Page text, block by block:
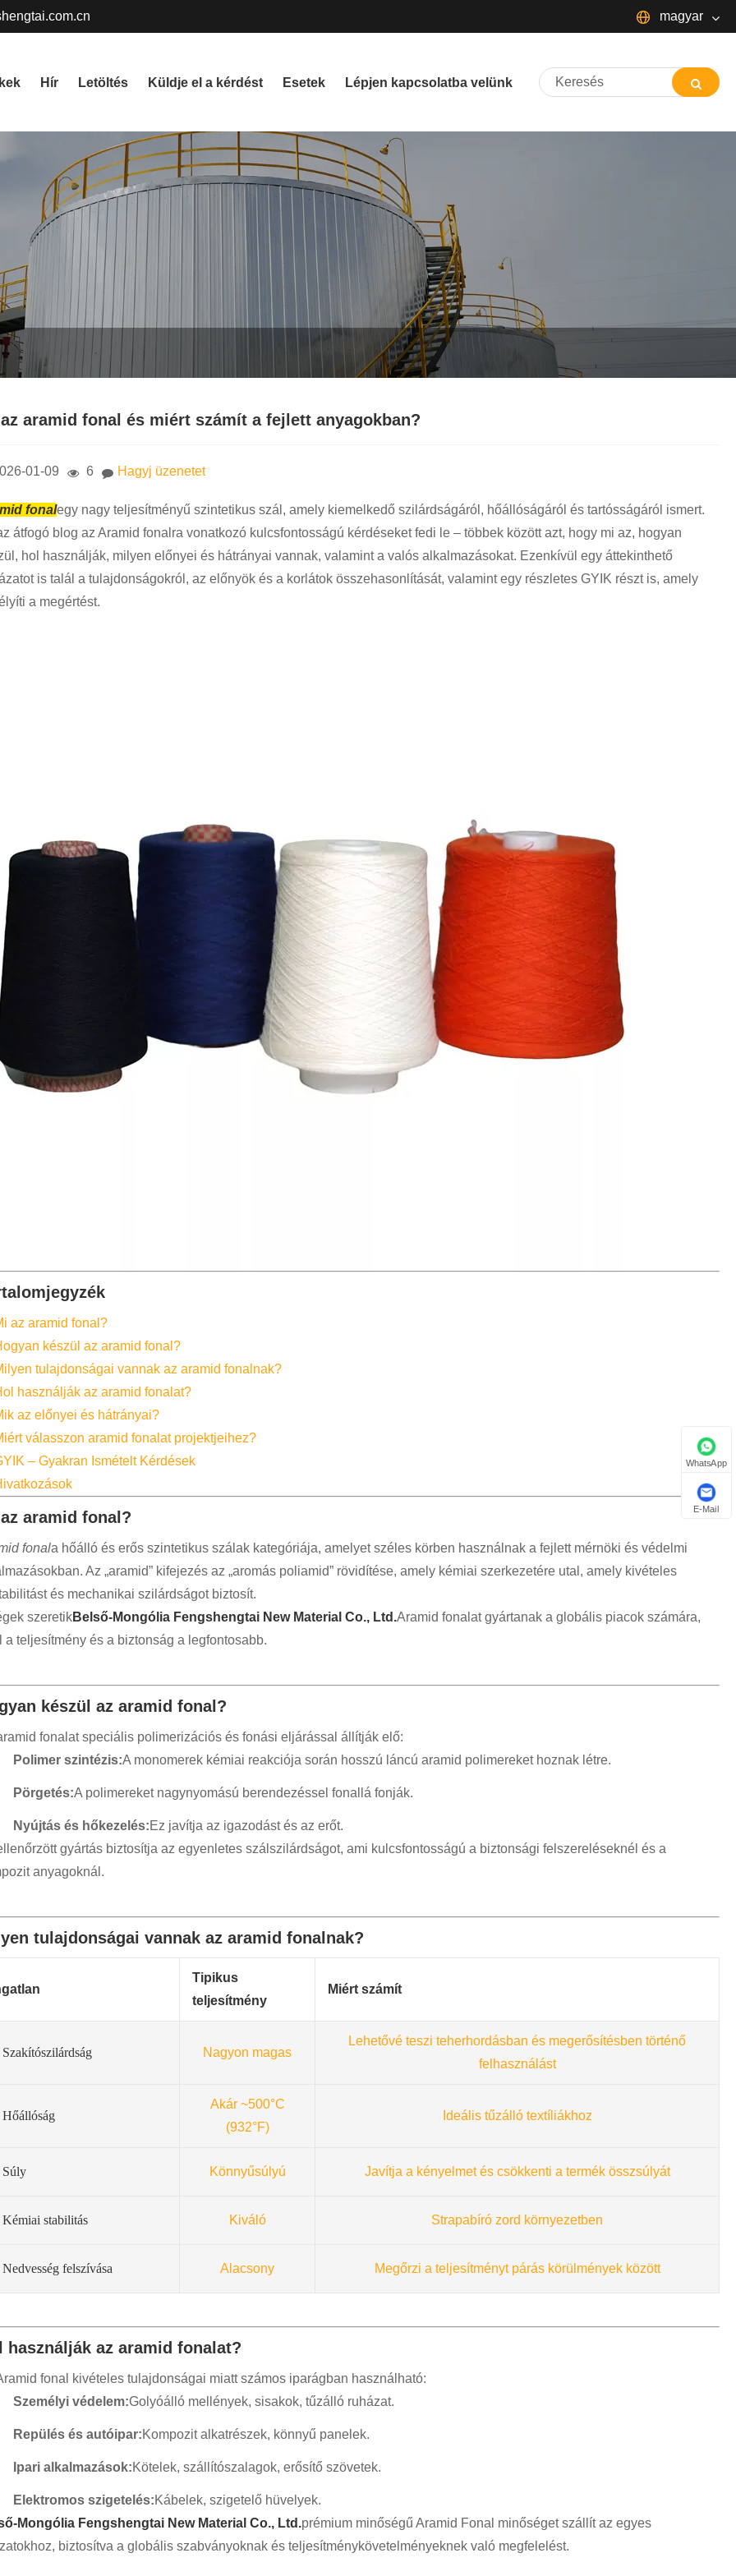
magyar
Svenska
magyar
Hír Letöltés Küldje el a kérdést Esetek Lépjen kapcsolatba velünk
aramid fonal és miért számít a fejlett anyagokban?
01-09 6 Hagyj üzenetet
fonalegy nagy teljesítményű szintetikus szál, amely kiemelkedő szilárdságáról, hőállóságáról és tartósságáról ismert.
átfogó blog az Aramid fonalra vonatkozó kulcsfontosságú kérdéseket fedi le – többek között azt, hogy mi az, hogyan
hol használják, milyen előnyei és hátrányai vannak, valamint a valós alkalmazásokat. Ezenkívül egy áttekinthető
is talál a tulajdonságokról, az előnyök és a korlátok összehasonlítását, valamint egy részletes GYIK részt is, amely
a megértést.
az aramid fonal?
készül az aramid fonal?
tulajdonságai vannak az aramid fonalnak?
használják az aramid fonalat?
az előnyei és hátrányai?
válasszon aramid fonalat projektjeihez?
– Gyakran Ismételt Kérdések
aramid fonal?
fonala hőálló és erős szintetikus szálak kategóriája, amelyet széles körben használnak a fejlett mérnöki és védelmi
Az „aramid” kifejezés az „aromás poliamid” rövidítése, amely kémiai szerkezetére utal, amely kivételes
és mechanikai szilárdságot biztosít.
szeretikBelső-Mongólia Fengshengtai New Material Co., Ltd.Aramid fonalat gyártanak a globális piacok számára,
a teljesítmény és a biztonság a legfontosabb.
készül az aramid fonal?
fonalat speciális polimerizációs és fonási eljárással állítják elő:
Polimer szintézis:A monomerek kémiai reakciója során hosszú láncú aramid polimereket hoznak létre.
Pörgetés:A polimereket nagynyomású berendezéssel fonallá fonják.
Nyújtás és hőkezelés:Ez javítja az igazodást és az erőt.
gyártás biztosítja az egyenletes szálszilárdságot, ami kulcsfontosságú a biztonsági felszereléseknél és a
anyagoknál.
tulajdonságai vannak az aramid fonalnak?
Tipikus
teljesítmény
Miért számít
Szakítószilárdság Nagyon magas
Lehetővé teszi teherhordásban és megerősítésben történő
felhasználást
Hőállóság
Akár ~500°C
(932°F)
Ideális tűzálló textíliákhoz
Súly Könnyűsúlyú Javítja a kényelmet és csökkenti a termék összsúlyát
Kémiai stabilitás Kiváló Strapabíró zord környezetben
Nedvesség felszívása Alacsony Megőrzi a teljesítményt párás körülmények között
használják az aramid fonalat?
fonal kivételes tulajdonságai miatt számos iparágban használható:
Személyi védelem:Golyóálló mellények, sisakok, tűzálló ruházat.
Repülés és autóipar:Kompozit alkatrészek, könnyű panelek.
Ipari alkalmazások:Kötelek, szállítószalagok, erősítő szövetek.
Elektromos szigetelés:Kábelek, szigetelő hüvelyek.
Mongólia Fengshengtai New Material Co., Ltd.prémium minőségű Aramid Fonal minőséget szállít az egyes
biztosítva a globális szabványoknak és teljesítménykövetelményeknek való megfelelést.
WhatsApp
E-Mail